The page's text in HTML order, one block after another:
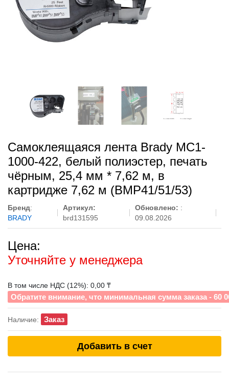
Самоклеящаяся лента Brady MC1-
1000-422, белый полиэстер, печать
чёрным, 25,4 мм * 7,62 м, в
картридже 7,62 м (BMP41/51/53)
Бренд:
BRADY
Артикул:
brd131595
Обновлено: :
09.08.2026
Цена:
Уточняйте у менеджера
В том числе НДС (12%): 0,00 ₸
Обратите внимание, что минимальная сумма заказа - 60
Наличие: Заказ
Добавить в счет